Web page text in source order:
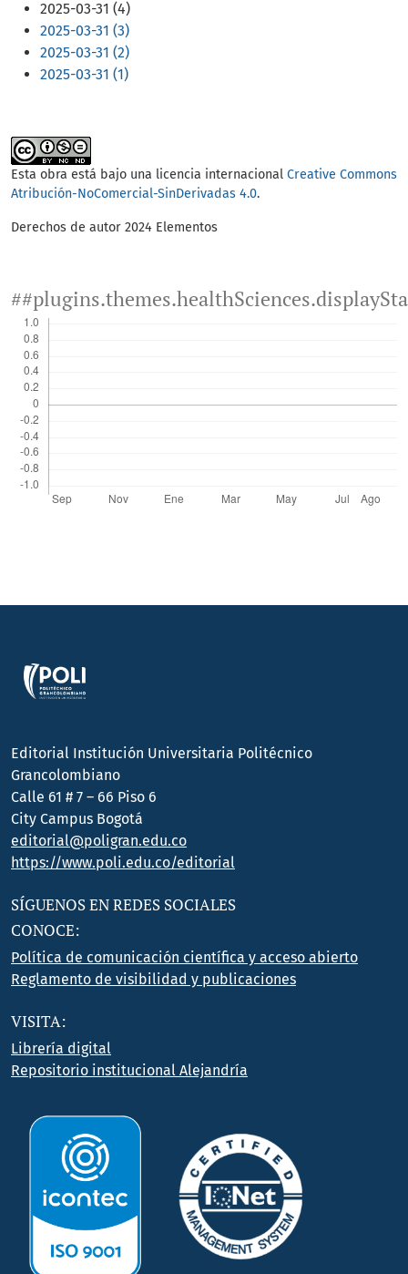
2025-03-31 (4)
2025-03-31 (3)
2025-03-31 (2)
2025-03-31 (1)
Esta obra está bajo una licencia internacional Creative Commons
Atribución-NoComercial-SinDerivadas 4.0.
Derechos de autor 2024 Elementos
Editorial Institución Universitaria Politécnico
Grancolombiano
Calle 61 # 7 – 66 Piso 6
City Campus Bogotá
editorial@poligran.edu.co
https://www.poli.edu.co/editorial
SÍGUENOS EN REDES SOCIALES
CONOCE:
Política de comunicación científica y acceso abierto
Reglamento de visibilidad y publicaciones
VISITA:
Librería digital
Repositorio institucional Alejandría